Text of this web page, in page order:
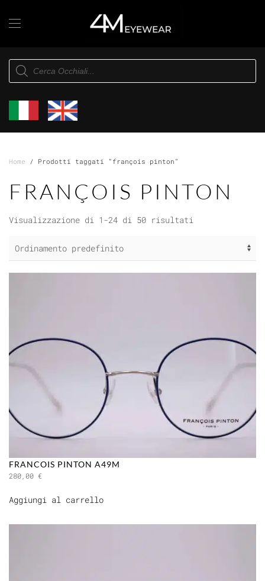
Skip to main content
Products
search
Home / Prodotti taggati “françois pinton”
FRANÇOIS PINTON
Visualizzazione di 1-24 di 50 risultati
FRANCOIS PINTON A49M
280,00 €
Aggiungi al carrello